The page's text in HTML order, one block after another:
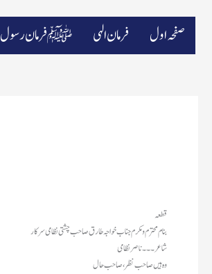
ﷺ فرمان رسول فرمان الہی صفحہ اول
قطعہ
بنام محترم و مکرم جناب خواجہ طارق صاحب چشتی نظامی سرکار
شاعر۔۔۔ناصر نظامی
وہ ہیں صاحب نظر ، صاحب حال